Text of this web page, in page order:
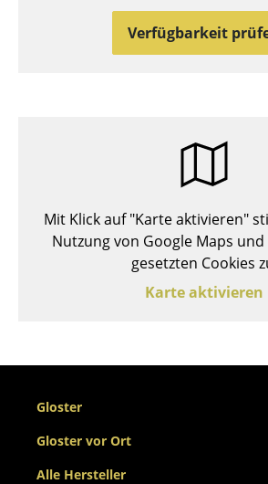
Bänke & Liegen
Konferenzstühle
Verfügbarkeit
Mit Klick auf "Karte aktivieren"
Nutzung von Google Maps
gesetzten Cookies
Karte aktivieren
Gloster
Gloster vor Ort
Alle Hersteller